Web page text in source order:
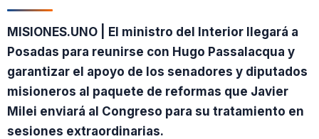
MISIONES.UNO | El ministro del Interior llegará a
Posadas para reunirse con Hugo Passalacqua y
garantizar el apoyo de los senadores y diputados
misioneros al paquete de reformas que Javier
Milei enviará al Congreso para su tratamiento en
sesiones extraordinarias.